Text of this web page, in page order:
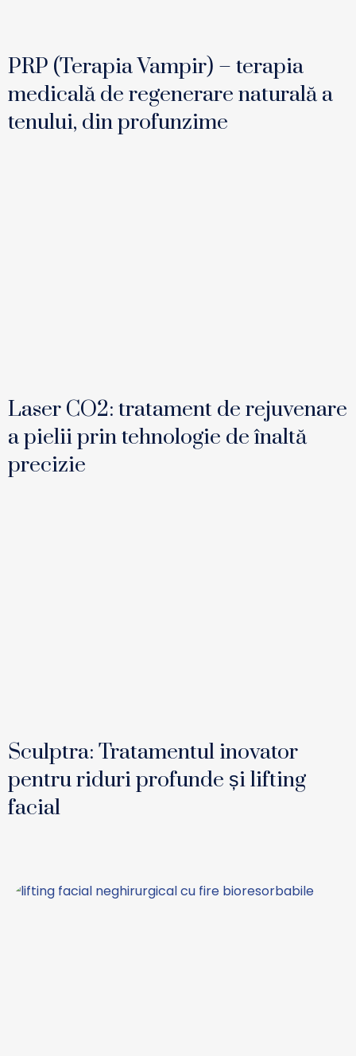
PRP (Terapia Vampir) – terapia
medicală de regenerare naturală a
tenului, din profunzime
Laser CO2: tratament de rejuvenare
a pielii prin tehnologie de înaltă
precizie
Sculptra: Tratamentul inovator
pentru riduri profunde și lifting
facial